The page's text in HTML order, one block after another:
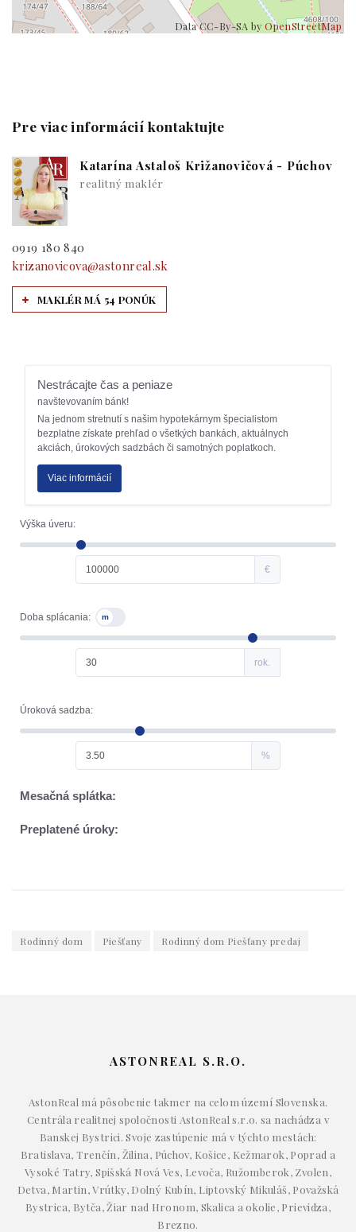
Data CC-By-SA byOpenStreetMap
Pre viac informácií kontaktujte
Katarína Astaloš Križanovičová - Púchov
realitný maklér
0919 180 840
krizanovicova@astonreal.sk
MAKLÉR MÁ 54 PONÚK
Rodinný dom Piešťany Rodinný dom Piešťany predaj
ASTONREAL S.R.O.
AstonReal má pôsobenie takmer na celom území Slovenska.
Centrála realitnej spoločnosti AstonReal s.r.o. sa nachádza v
Banskej Bystrici. Svoje zastúpenie má v týchto mestách:
Bratislava, Trenčín, Žilina, Púchov, Košice, Kežmarok, Poprad a
Vysoké Tatry, Spišská Nová Ves, Levoča, Ružomberok, Zvolen,
Detva, Martin, Vrútky, Dolný Kubín, Liptovský Mikuláš, Považská
Bystrica, Bytča, Žiar nad Hronom, Skalica a okolie, Prievidza,
Brezno.